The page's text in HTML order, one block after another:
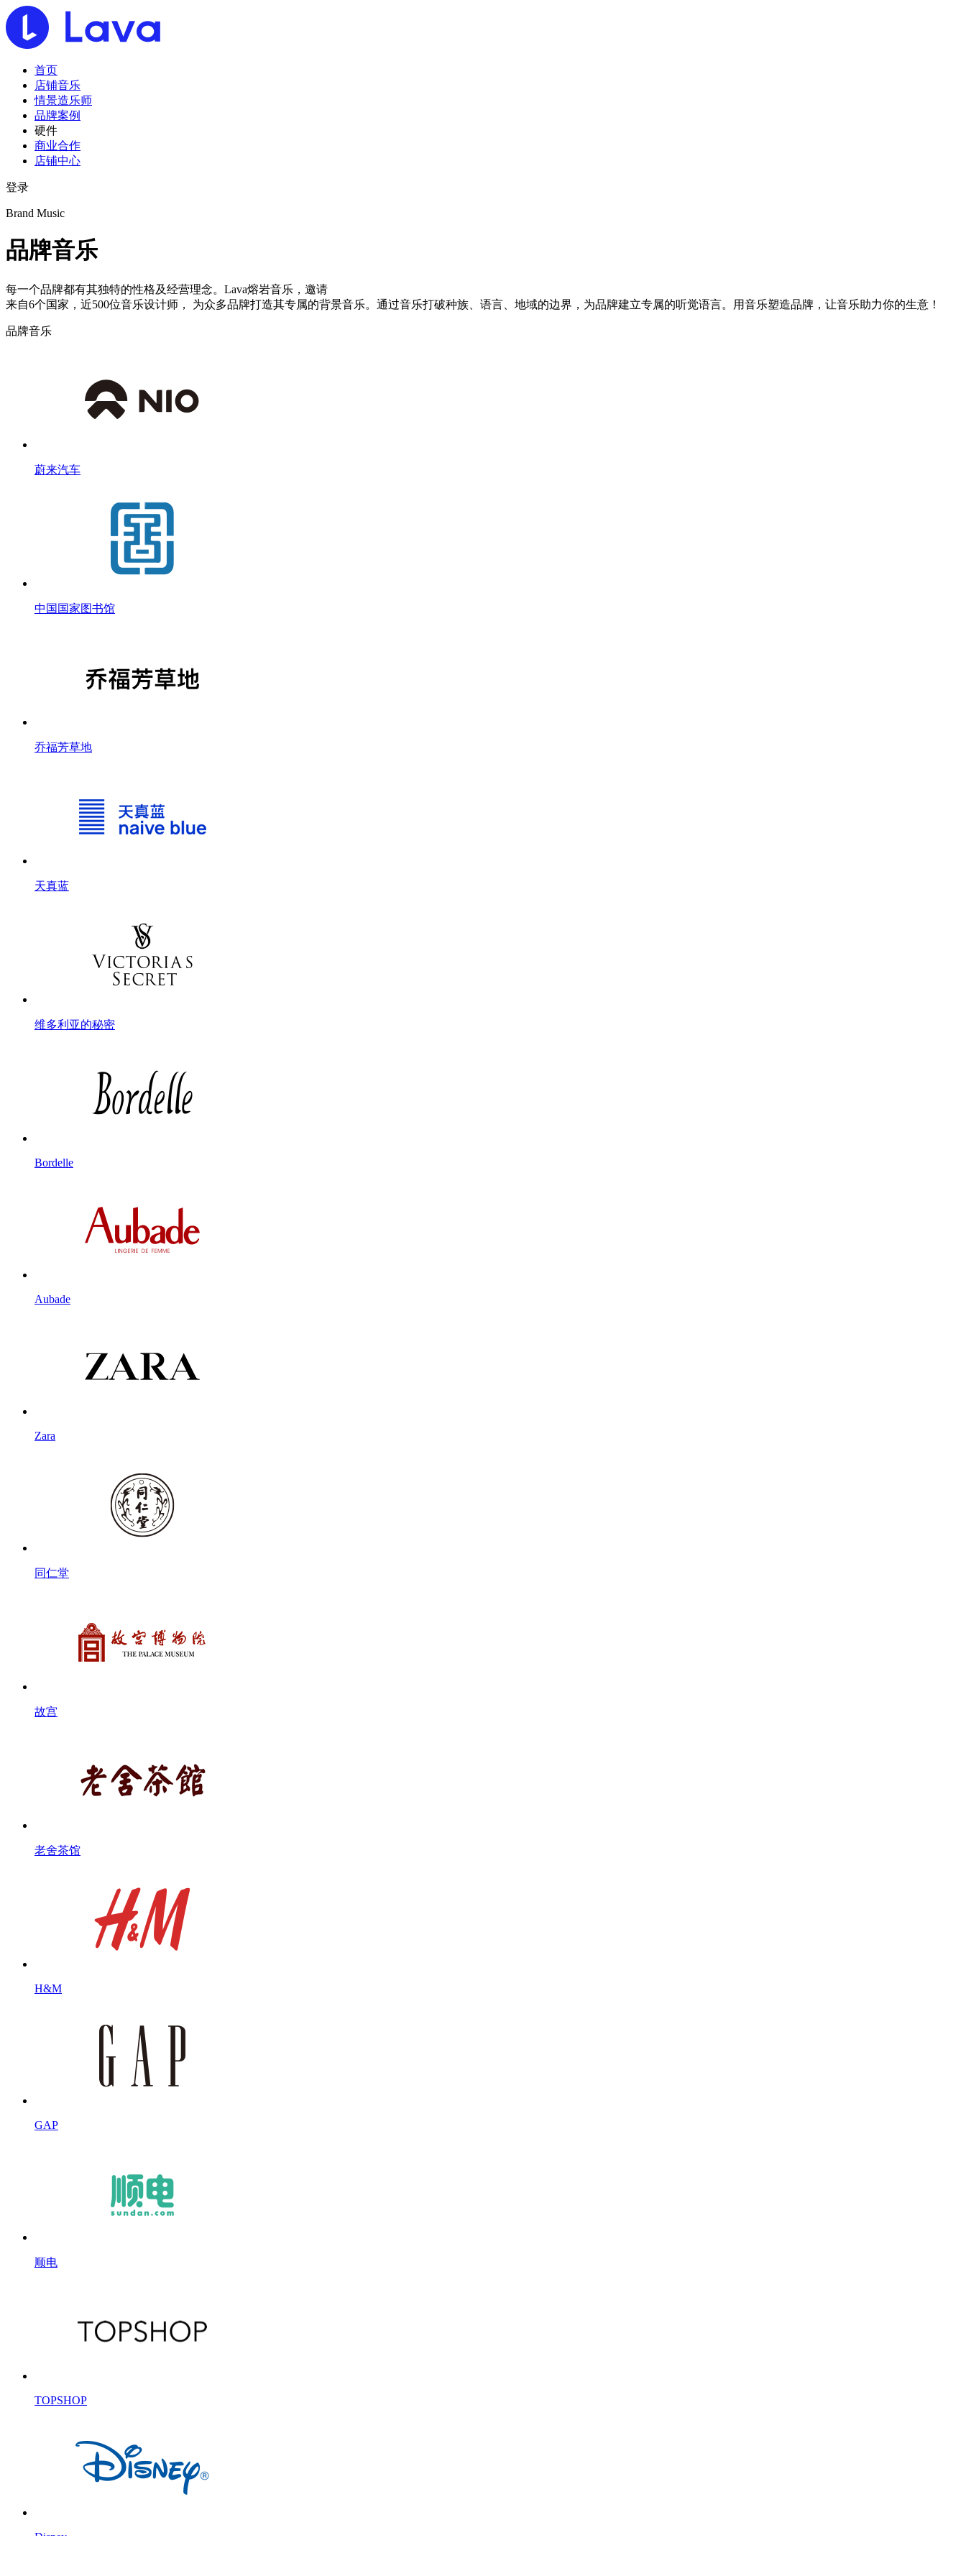
首页
店铺音乐
情景造乐师
品牌案例
硬件
商业合作
店铺中心
登录
Brand Music
品牌音乐
每一个品牌都有其独特的性格及经营理念。Lava熔岩音乐，邀请
来自6个国家，近500位音乐设计师， 为众多品牌打造其专属的背景音乐。通过音乐打破种族、语言、地域的边界，为品牌建立专属的听觉语言。用音乐塑造品牌，让音乐助力你的生意！
品牌音乐
蔚来汽车
中国国家图书馆
乔福芳草地
天真蓝
维多利亚的秘密
Bordelle
Aubade
Zara
同仁堂
故宫
老舍茶馆
H&M
GAP
顺电
TOPSHOP
Disney